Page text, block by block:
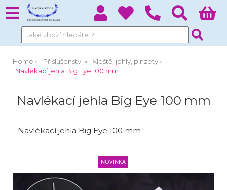
Home Příslušenství
Kleště, jehly, pinzety
Navlékací jehla Big Eye 100 mm
Navlékací jehla Big Eye 100 mm
Navlékací jehla Big Eye 100 mm